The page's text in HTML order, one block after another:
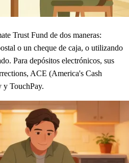
Trust Fund de dos maneras:
o un cheque de caja, o utilizando
Para depósitos electrónicos, sus
ACE (America's Cash
y TouchPay.